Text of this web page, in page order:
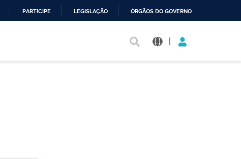
PARTICIPE LEGISLAÇÃO ÓRGÃOS DO GOVERNO
|